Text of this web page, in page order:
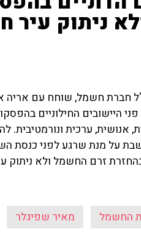
ניתוק עיר
היישובים החילוניים
אנושית, ערכית
על מנת שרגע לפני כנסת
זרם החשמל ולא ניתוק
החשמל מאיר שפיגלר